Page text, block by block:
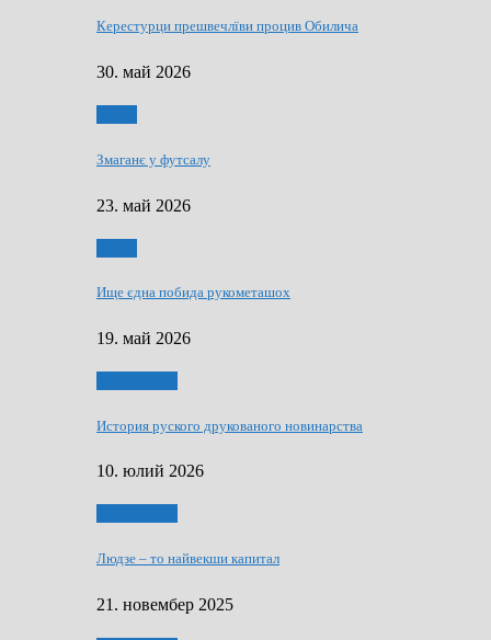
Керестурци прешвечлїви процив Обилича
30. май 2026
Змаганє у футсалу
23. май 2026
Ище єдна побида рукометашох
19. май 2026
История руского друкованого новинарства
10. юлий 2026
Людзе – то найвекши капитал
21. новембер 2025